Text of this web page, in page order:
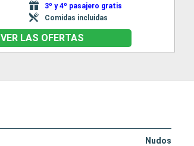
3º y 4º pasajero gratis
Comidas incluidas
VER LAS OFERTAS
Nudos